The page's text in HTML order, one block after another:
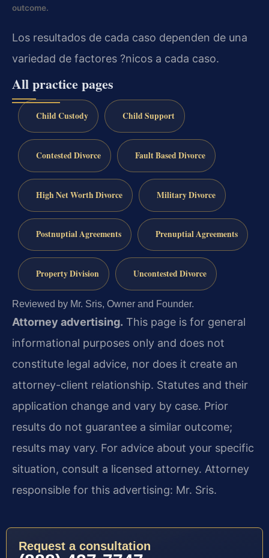
outcome.
Los resultados de cada caso dependen de una
variedad de factores ?nicos a cada caso.
All practice pages
Child Custody Child Support
Contested Divorce Fault Based Divorce
High Net Worth Divorce Military Divorce
Postnuptial Agreements Prenuptial Agreements
Property Division Uncontested Divorce
Reviewed by Mr. Sris, Owner and Founder.
Attorney advertising. This page is for general
informational purposes only and does not
constitute legal advice, nor does it create an
attorney-client relationship. Statutes and their
application change and vary by case. Prior
results do not guarantee a similar outcome;
results may vary. For advice about your specific
situation, consult a licensed attorney. Attorney
responsible for this advertising: Mr. Sris.
Request a consultation